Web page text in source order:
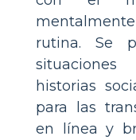
rutina. Se
historias
para las
en línea y